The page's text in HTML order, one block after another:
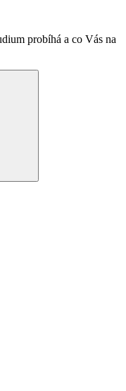
probíhá a co Vás na